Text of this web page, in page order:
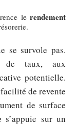
lerendement
se survole pas.
de taux, aux
potentielle.
de revente
de surface
s’appuie sur un